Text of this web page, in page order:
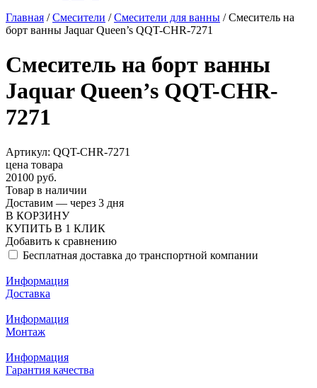
Главная /Смесители /Смесители для ванны /Смеситель на
борт ванны Jaquar Queen’s QQT-CHR-7271
Смеситель на борт ванны
Jaquar Queen’s QQT-CHR-
7271
Артикул: QQT-CHR-7271
цена товара
20100 руб.
Товар в наличии
Доставим — через 3 дня
В КОРЗИНУ
КУПИТЬ В 1 КЛИК
Добавить к сравнению
Бесплатная доставка до транспортной компании
Информация
Доставка
Информация
Монтаж
Информация
Гарантия качества